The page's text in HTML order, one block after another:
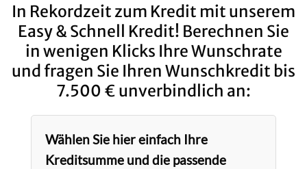
In Rekordzeit zum Kredit mit unserem
Easy & Schnell Kredit! Berechnen Sie
in wenigen Klicks Ihre Wunschrate
und fragen Sie Ihren Wunschkredit bis
7.500 € unverbindlich an:
Wählen Sie hier einfach Ihre
Kreditsumme und die passende